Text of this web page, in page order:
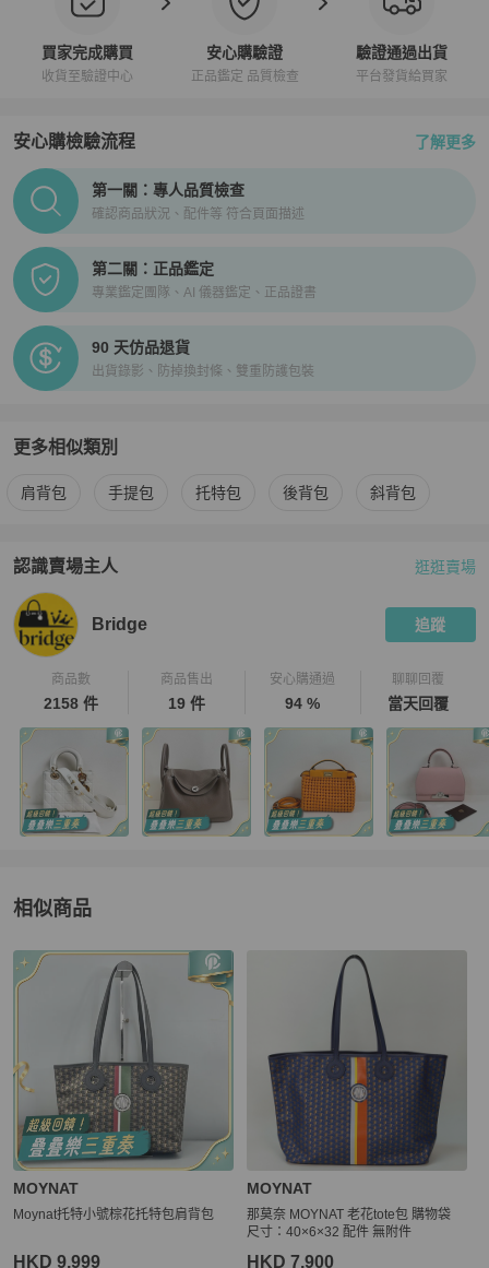
買家完成購買
收貨至驗證中心
安心購驗證
正品鑑定 品質檢查
驗證通過出貨
平台發貨給買家
安心購檢驗流程 了解更多
PopChill拍拍圈正品驗證、安心購檢驗流程介紹
第一關：專人品質檢查
確認商品狀況、配件等 符合頁面描述
第二關：正品鑑定
專業鑑定團隊、AI 儀器鑑定、正品證書
90 天仿品退貨
出貨錄影、防掉換封條、雙重防護包裝
更多相似類別
更多MOYNAT 女包相似商品推薦
肩背包 手提包 托特包 後背包 斜背包
認識賣場主人
PopChill 拍拍圈嚴選賣家
逛逛賣場
Bridge 追蹤
商品數
2158 件
商品售出
19 件
安心購通過
94 %
聊聊回覆
當天回覆
相似商品
更多相似MOYNAT女包推薦精品
MOYNAT
Moynat托特小號棕花托特包肩背包
HKD 9,999
MOYNAT
那莫奈 MOYNAT 老花tote包 購物袋
尺寸：40×6×32 配件 無附件
HKD 7,900